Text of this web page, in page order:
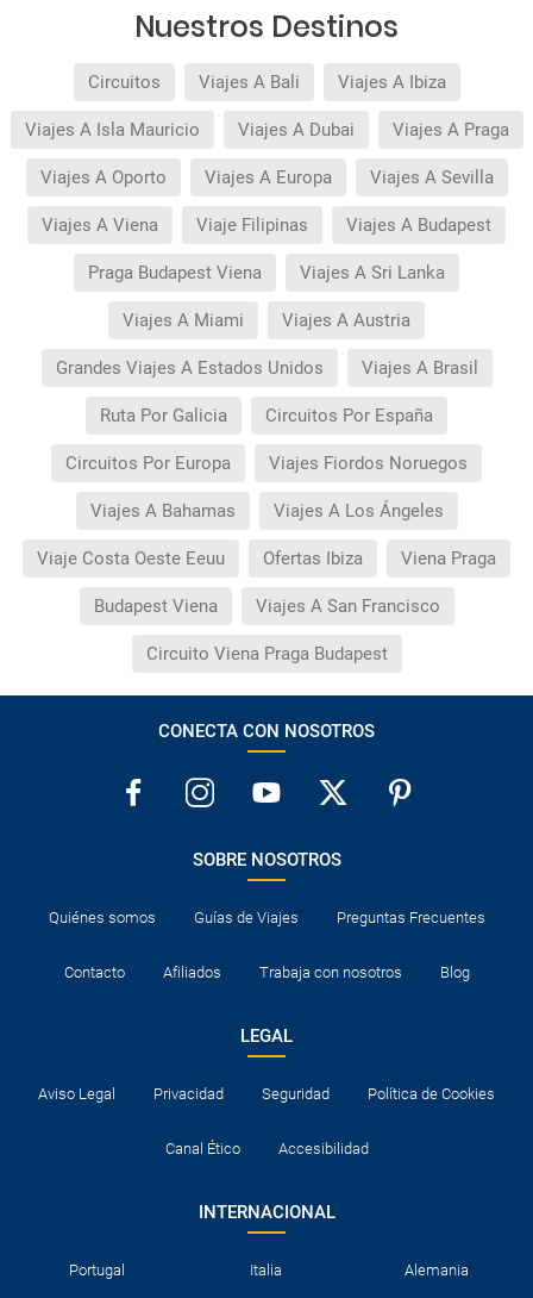
Nuestros Destinos
Circuitos Viajes A Bali Viajes A Ibiza
Viajes A Isla Mauricio Viajes A Dubai Viajes A Praga
Viajes A Oporto Viajes A Europa Viajes A Sevilla
Viajes A Viena Viaje Filipinas Viajes A Budapest
Praga Budapest Viena Viajes A Sri Lanka
Viajes A Miami Viajes A Austria
Grandes Viajes A Estados Unidos Viajes A Brasil
Ruta Por Galicia Circuitos Por España
Circuitos Por Europa Viajes Fiordos Noruegos
Viajes A Bahamas Viajes A Los Ángeles
Viaje Costa Oeste Eeuu Ofertas Ibiza Viena Praga
Budapest Viena Viajes A San Francisco
Circuito Viena Praga Budapest
CONECTA CON NOSOTROS
SOBRE NOSOTROS
Quiénes somos Guías de Viajes Preguntas Frecuentes
Contacto Afiliados Trabaja con nosotros Blog
LEGAL
Aviso Legal Privacidad Seguridad Política de Cookies
Canal Ético Accesibilidad
INTERNACIONAL
Portugal Italia Alemania